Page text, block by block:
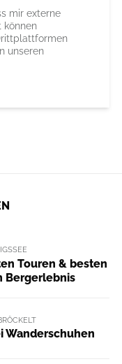
mir externe
können
unseren
Touren & besten
Bergerlebnis
Wanderschuhen